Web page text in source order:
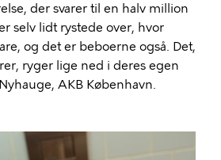
der svarer til en halv million
selv lidt rystede over, hvor
og det er beboerne også. Det,
ryger lige ned i deres egen
AKB København.